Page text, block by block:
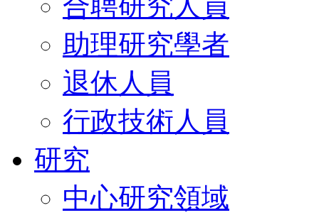
助理研究學者
退休人員
行政技術人員
研究
中心研究領域